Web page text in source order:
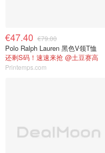
€47.40 €79.00
Polo Ralph Lauren 黑色V领T恤
还剩S码！速速来抢 @土豆赛高
Printemps.com